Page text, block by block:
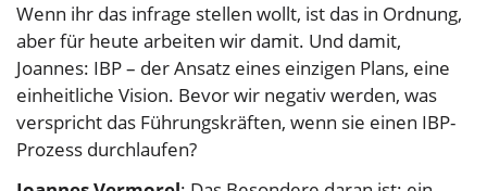
Wenn ihr das infrage stellen wollt, ist das in Ordnung,
aber für heute arbeiten wir damit. Und damit,
Joannes: IBP – der Ansatz eines einzigen Plans, eine
einheitliche Vision. Bevor wir negativ werden, was
verspricht das Führungskräften, wenn sie einen IBP-
Prozess durchlaufen?